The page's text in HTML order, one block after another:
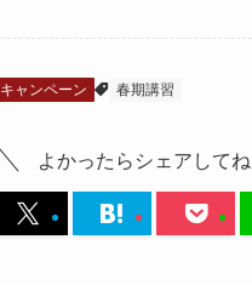
キャンペーン 春期講習
よかったらシェアしてね